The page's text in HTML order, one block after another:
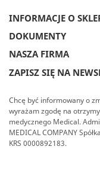
INFORMACJE O
DOKUMENTY
NASZA FIRMA
ZAPISZ SIĘ NA
Chcę być informowany o
wyrażam zgodę na
medycznego Medical.
MEDICAL COMPANY
KRS 0000892183.